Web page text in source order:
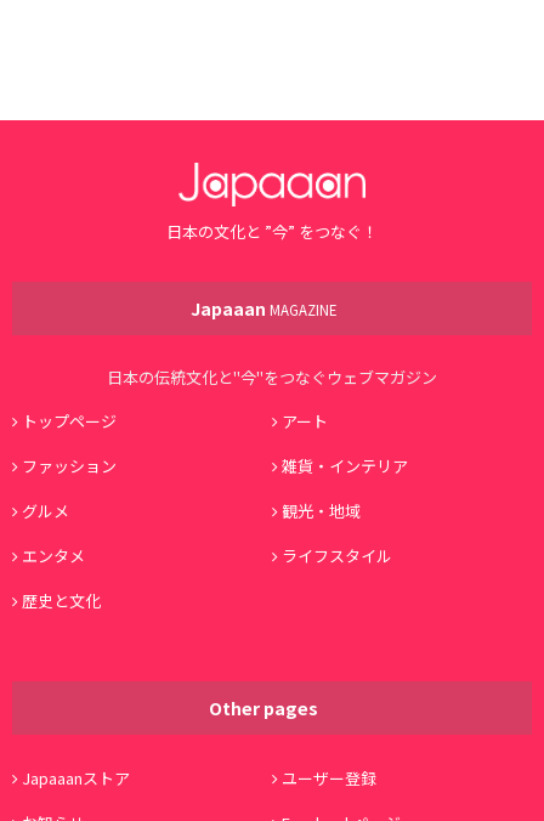
日本の文化と ”今” をつなぐ！
Japaaan MAGAZINE
日本の伝統文化と"今"をつなぐウェブマガジン
トップページ
アート
ファッション
雑貨・インテリア
グルメ
観光・地域
エンタメ
ライフスタイル
歴史と文化
Other pages
Japaaanストア
ユーザー登録